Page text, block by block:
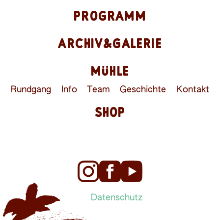
PROGRAMM
ARCHIV&GALERIE
MÜHLE
Rundgang Info Team Geschichte Kontakt
SHOP
Datenschutz